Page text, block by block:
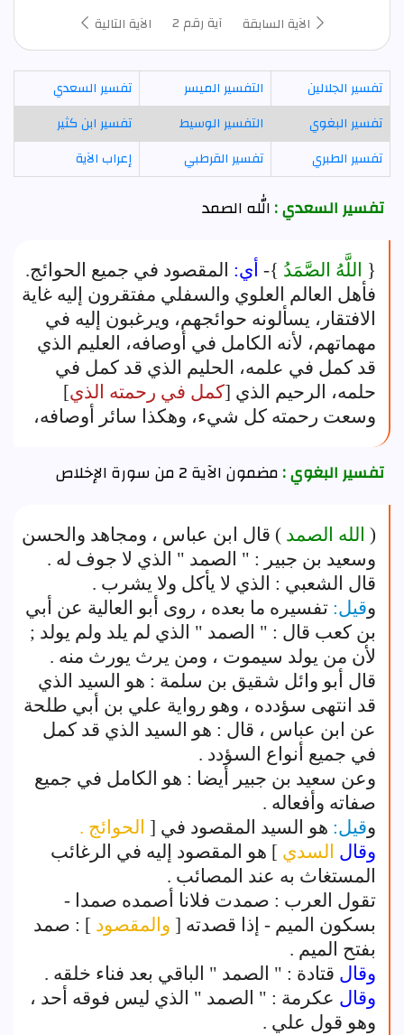
الآية السابقة آية رقم 2 الآية التالية
تفسير الجلالين التفسير الميسر
تفسير السعدي
تفسير البغوي
التفسير الوسيط
تفسير ابن كثير
تفسير الطبري
تفسير القرطبي إعراب الآية
تفسير السعدي :الله الصمد
{ اللَّهُ الصَّمَدُ }- أي: المقصود في جميع الحوائج.
فأهل العالم العلوي والسفلي مفتقرون إليه غاية
الافتقار، يسألونه حوائجهم، ويرغبون إليه في
مهماتهم، لأنه الكامل في أوصافه، العليم الذي
قد كمل في علمه، الحليم الذي قد كمل في
حلمه، الرحيم الذي [كمل في رحمته الذي]
وسعت رحمته كل شيء، وهكذا سائر أوصافه،
تفسير البغوي :مضمون الآية 2 من سورة الإخلاص
( الله الصمد ) قال ابن عباس ، ومجاهد والحسن
وسعيد بن جبير : " الصمد " الذي لا جوف له .
قال الشعبي : الذي لا يأكل ولا يشرب .
وقيل: تفسيره ما بعده ، روى أبو العالية عن أبي
بن كعب قال : " الصمد " الذي لم يلد ولم يولد ;
لأن من يولد سيموت ، ومن يرث يورث منه .
قال أبو وائل شقيق بن سلمة : هو السيد الذي
قد انتهى سؤدده ، وهو رواية علي بن أبي طلحة
عن ابن عباس ، قال : هو السيد الذي قد كمل
في جميع أنواع السؤدد .
وعن سعيد بن جبير أيضا : هو الكامل في جميع
صفاته وأفعاله .
وقيل: هو السيد المقصود في [ الحوائج .
وقال السدي ] هو المقصود إليه في الرغائب
المستغاث به عند المصائب .
تقول العرب : صمدت فلانا أصمده صمدا -
بسكون الميم - إذا قصدته [ والمقصود ] : صمد
بفتح الميم .
وقال قتادة : " الصمد " الباقي بعد فناء خلقه .
وقال عكرمة : " الصمد " الذي ليس فوقه أحد ،
وهو قول علي .